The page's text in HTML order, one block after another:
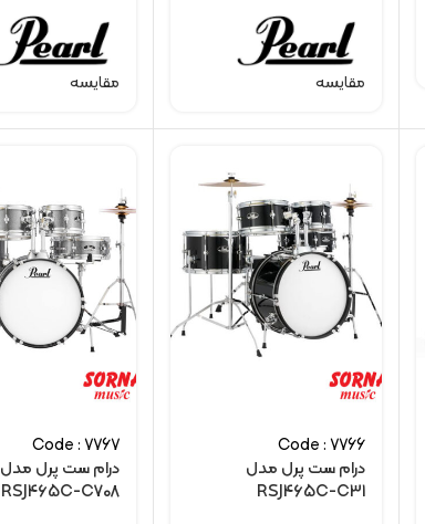
مقایسه مقایسه
Code : 7766
درام ست پرل مدل
RSJ465C-C31
Code : 7767
درام ست پرل مدل
RSJ465C-C708